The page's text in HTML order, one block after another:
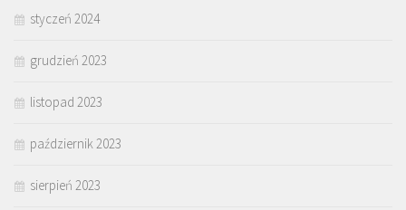
styczeń 2024
grudzień 2023
listopad 2023
październik 2023
sierpień 2023